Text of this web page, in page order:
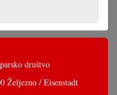
društvo
Željezno / Eisenstadt